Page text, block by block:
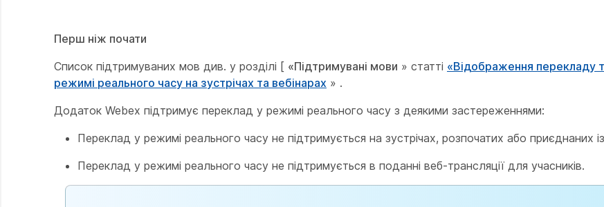
Перш ніж почати
Список підтримуваних мов див. у розділі [ «Підтримувані мови » статті «Відображення перекладу
режимі реального часу на зустрічах та вебінарах » .
Додаток Webex підтримує переклад у режимі реального часу з деякими застереженнями:
Переклад у режимі реального часу не підтримується на зустрічах, розпочатих або приєднаних
Переклад у режимі реального часу не підтримується в поданні веб-трансляції для учасників.